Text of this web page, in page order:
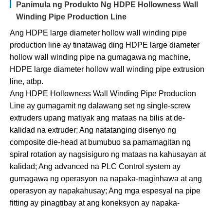
Panimula ng Produkto Ng HDPE Hollowness Wall
Winding Pipe Production Line
Ang HDPE large diameter hollow wall winding pipe
production line ay tinatawag ding HDPE large diameter
hollow wall winding pipe na gumagawa ng machine,
HDPE large diameter hollow wall winding pipe extrusion
line, atbp.
Ang HDPE Hollowness Wall Winding Pipe Production
Line ay gumagamit ng dalawang set ng single-screw
extruders upang matiyak ang mataas na bilis at de-
kalidad na extruder; Ang natatanging disenyo ng
composite die-head at bumubuo sa pamamagitan ng
spiral rotation ay nagsisiguro ng mataas na kahusayan at
kalidad; Ang advanced na PLC Control system ay
gumagawa ng operasyon na napaka-maginhawa at ang
operasyon ay napakahusay; Ang mga espesyal na pipe
fitting ay pinagtibay at ang koneksyon ay napaka-